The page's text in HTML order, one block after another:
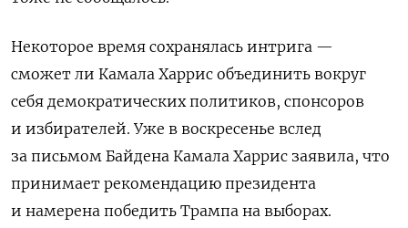
Некоторое время сохранялась интрига —
сможет ли Камала Харрис объединить вокруг
себя демократических политиков, спонсоров
и избирателей. Уже в воскресенье вслед
за письмом Байдена Камала Харрис заявила, что
принимает рекомендацию президента
и намерена победить Трампа на выборах.